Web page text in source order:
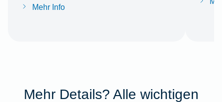
Mehr Info
Mehr Details? Alle wichtigen